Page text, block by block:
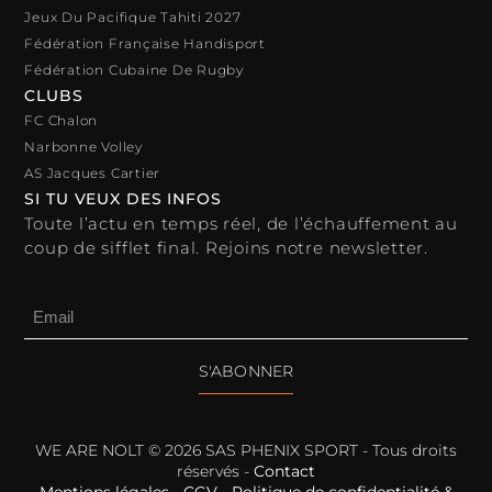
Jeux Du Pacifique Tahiti 2027
Fédération Française Handisport
Fédération Cubaine De Rugby
CLUBS
FC Chalon
Narbonne Volley
AS Jacques Cartier
SI TU VEUX DES INFOS
Toute l’actu en temps réel, de l’échauffement au
coup de sifflet final. Rejoins notre newsletter.
S'ABONNER
WE ARE NOLT © 2026 SAS PHENIX SPORT - Tous droits
réservés - Contact